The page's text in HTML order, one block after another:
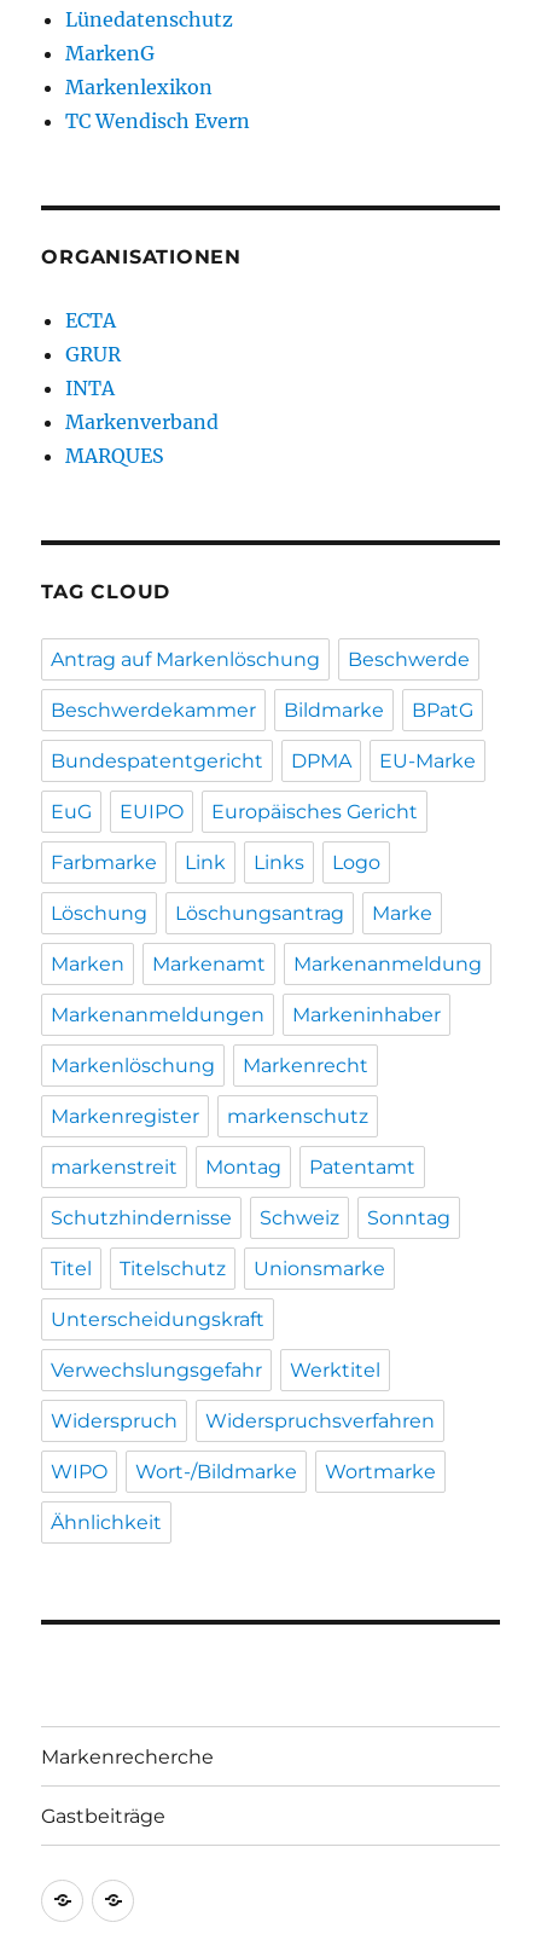
Lünedatenschutz
MarkenG
Markenlexikon
TC Wendisch Evern
ORGANISATIONEN
ECTA
GRUR
INTA
Markenverband
MARQUES
TAG CLOUD
Antrag auf Markenlöschung Beschwerde
Beschwerdekammer Bildmarke BPatG
Bundespatentgericht DPMA EU-Marke
EuG EUIPO Europäisches Gericht
Farbmarke Link Links Logo
Löschung Löschungsantrag Marke
Marken Markenamt Markenanmeldung
Markenanmeldungen Markeninhaber
Markenlöschung Markenrecht
Markenregister markenschutz
markenstreit Montag Patentamt
Schutzhindernisse Schweiz Sonntag
Titel Titelschutz Unionsmarke
Unterscheidungskraft
Verwechslungsgefahr Werktitel
Widerspruch Widerspruchsverfahren
WIPO Wort-/Bildmarke Wortmarke
Ähnlichkeit
Markenrecherche
Gastbeiträge
Markenrecherche
Gastbeiträge